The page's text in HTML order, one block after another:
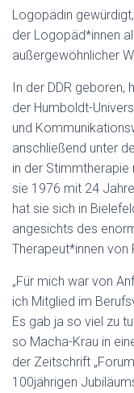
Logopädin
der Logopäd*innen
außergewöhnlicher
In der DDR geboren,
der Humboldt-
und
anschließend unter
in der
sie 1976 mit 24
hat sie sich in
angesichts des
Therapeut*innen von
„Für mich war von
ich Mitglied im
Es gab ja so viel zu
so Macha-Krau in
der Zeitschrift
100jährigen